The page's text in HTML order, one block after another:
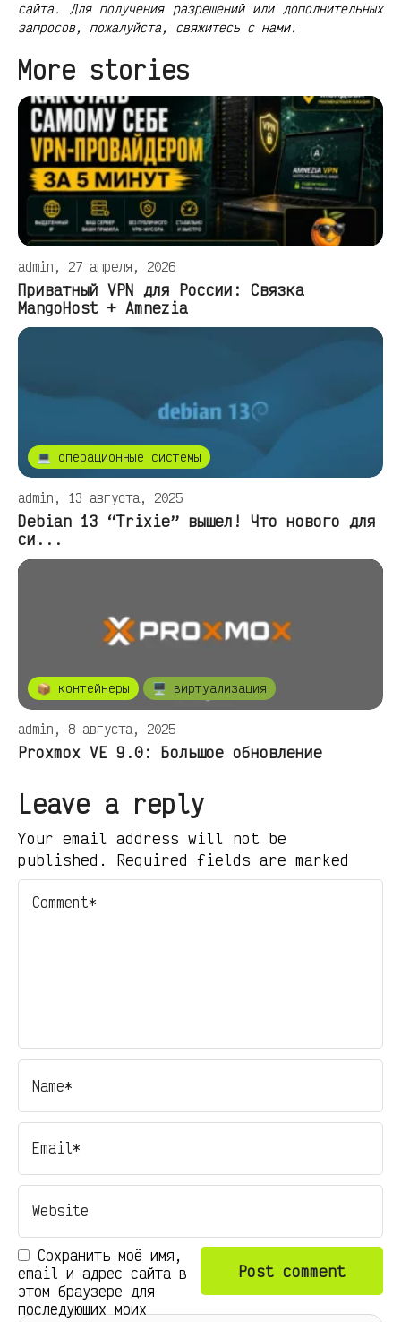
сайта. Для получения разрешений или дополнительных
запросов, пожалуйста, свяжитесь с нами.
More stories
admin, 27 апреля, 2026
Приватный VPN для России: Связка
MangoHost + Amnezia
💻 операционные системы
admin, 13 августа, 2025
Debian 13 “Trixie” вышел! Что нового для
си...
📦 контейнеры 🖥️ виртуализация
admin, 8 августа, 2025
Proxmox VE 9.0: Большое обновление
Leave a reply
Your email address will not be
published. Required fields are marked
Сохранить моё имя,
email и адрес сайта в
этом браузере для
последующих моих